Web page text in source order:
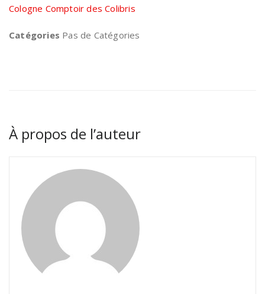
Cologne Comptoir des Colibris
Catégories Pas de Catégories
À propos de l’auteur